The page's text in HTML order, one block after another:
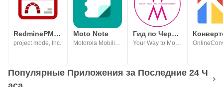
RedminePM -Клиент Redmine
project mode, Inc.
Moto Note
Motorola Mobility LLC.
Гид по Черногории
Your Way to Montenegro
Популярные Приложения за Последние 24 Ч